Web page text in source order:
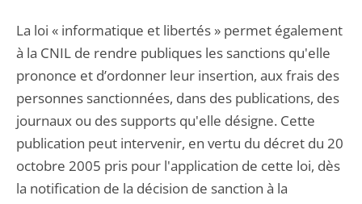
La loi « informatique et libertés » permet également
à la CNIL de rendre publiques les sanctions qu'elle
prononce et d’ordonner leur insertion, aux frais des
personnes sanctionnées, dans des publications, des
journaux ou des supports qu'elle désigne. Cette
publication peut intervenir, en vertu du décret du 20
octobre 2005 pris pour l'application de cette loi, dès
la notification de la décision de sanction à la